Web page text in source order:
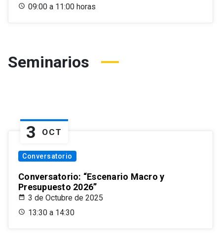
09:00 a 11:00 horas
Seminarios
3 OCT
Conversatorio
Conversatorio: “Escenario Macro y
Presupuesto 2026”
3 de Octubre de 2025
13:30 a 14:30